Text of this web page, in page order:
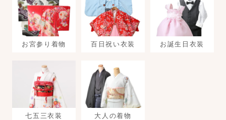
お宮参り着物 百日祝い衣装 お誕生日衣装
七五三衣装 大人の着物